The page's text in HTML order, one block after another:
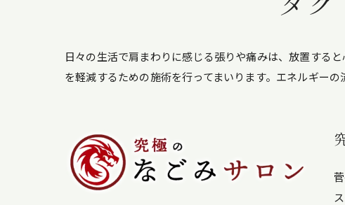
日々の生活で肩まわりに感じる張りや痛みは、放置する
を軽減するための施術を行ってまいります。エネルギー